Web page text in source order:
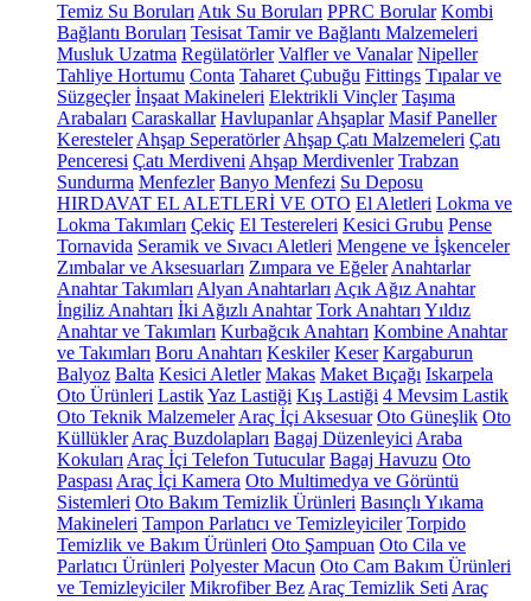
Temiz Su Boruları Atık Su Boruları PPRC Borular Kombi
Bağlantı Boruları Tesisat Tamir ve Bağlantı Malzemeleri
Musluk Uzatma Regülatörler Valfler ve Vanalar Nipeller
Tahliye Hortumu Conta Taharet Çubuğu Fittings Tıpalar ve
Süzgeçler İnşaat Makineleri Elektrikli Vinçler Taşıma
Arabaları Caraskallar Havlupanlar Ahşaplar Masif Paneller
Keresteler Ahşap Seperatörler Ahşap Çatı Malzemeleri Çatı
Penceresi Çatı Merdiveni Ahşap Merdivenler Trabzan
Sundurma Menfezler Banyo Menfezi Su Deposu
HIRDAVAT EL ALETLERİ VE OTO El Aletleri Lokma ve
Lokma Takımları Çekiç El Testereleri Kesici Grubu Pense
Tornavida Seramik ve Sıvacı Aletleri Mengene ve İşkenceler
Zımbalar ve Aksesuarları Zımpara ve Eğeler Anahtarlar
Anahtar Takımları Alyan Anahtarları Açık Ağız Anahtar
İngiliz Anahtarı İki Ağızlı Anahtar Tork Anahtarı Yıldız
Anahtar ve Takımları Kurbağcık Anahtarı Kombine Anahtar
ve Takımları Boru Anahtarı Keskiler Keser Kargaburun
Balyoz Balta Kesici Aletler Makas Maket Bıçağı Iskarpela
Oto Ürünleri LastikYaz Lastiği Kış Lastiği 4 Mevsim Lastik
Oto Teknik Malzemeler Araç İçi Aksesuar Oto Güneşlik Oto
Küllükler Araç Buzdolapları Bagaj Düzenleyici Araba
Kokuları Araç İçi Telefon Tutucular Bagaj Havuzu Oto
Paspası Araç İçi Kamera Oto Multimedya ve Görüntü
Sistemleri Oto Bakım Temizlik Ürünleri Basınçlı Yıkama
Makineleri Tampon Parlatıcı ve Temizleyiciler Torpido
Temizlik ve Bakım Ürünleri Oto Şampuan Oto Cila ve
Parlatıcı Ürünleri Polyester Macun Oto Cam Bakım Ürünleri
ve Temizleyiciler Mikrofiber Bez Araç Temizlik Seti Araç